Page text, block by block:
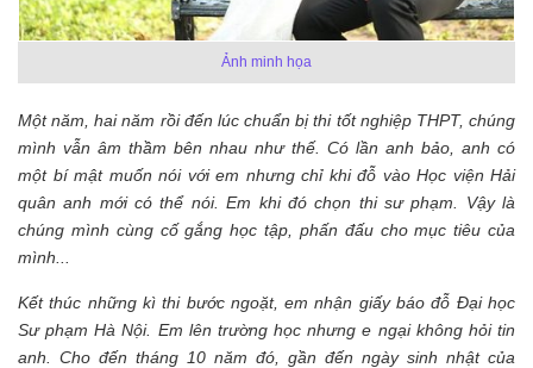
Ảnh minh họa
Một năm, hai năm rồi đến lúc chuẩn bị thi tốt nghiệp THPT, chúng
mình vẫn âm thầm bên nhau như thế. Có lần anh bảo, anh có
một bí mật muốn nói với em nhưng chỉ khi đỗ vào Học viện Hải
quân anh mới có thể nói. Em khi đó chọn thi sư phạm. Vậy là
chúng mình cùng cố gắng học tập, phấn đấu cho mục tiêu của
mình...
Kết thúc những kì thi bước ngoặt, em nhận giấy báo đỗ Đại học
Sư phạm Hà Nội. Em lên trường học nhưng e ngại không hỏi tin
anh. Cho đến tháng 10 năm đó, gần đến ngày sinh nhật của